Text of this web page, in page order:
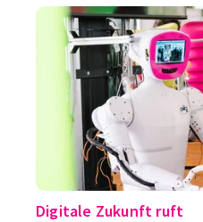
Studiengang
immatrikulieren,
Unterlagen einreichen,
Krankenversicherung
den Überblick – ohne
den Punkten, die
Digitale Zukunft ruft